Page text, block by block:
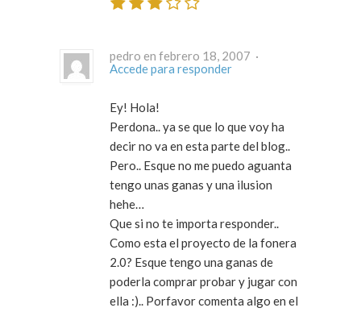
pedro en febrero 18, 2007 ·
Accede para responder
Ey! Hola!
Perdona.. ya se que lo que voy ha
decir no va en esta parte del blog..
Pero.. Esque no me puedo aguanta
tengo unas ganas y una ilusion
hehe…
Que si no te importa responder..
Como esta el proyecto de la fonera
2.0? Esque tengo una ganas de
poderla comprar probar y jugar con
ella :).. Porfavor comenta algo en el